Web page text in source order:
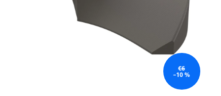
€6
–10 %